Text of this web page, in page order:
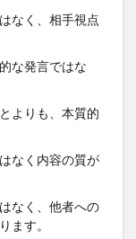
なく、相手視点
な発言ではな
よりも、本質的
なく内容の質が
なく、他者への
ます。